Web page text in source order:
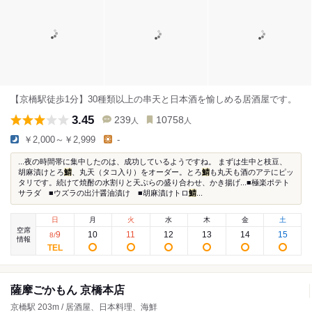
【京橋駅徒歩1分】30種類以上の串天と日本酒を愉しめる居酒屋です。
3.45 239 人 10758 人
￥2,000～￥2,999 -
...夜の時間帯に集中したのは、成功しているようですね。 まずは生中と枝豆、
胡麻漬けとろ鯖 、丸天（タコ入り）をオーダー。とろ鯖も丸天も酒のアテにピッ
タリです。続けて焼酎の水割りと天ぷらの盛り合わせ、かき揚げ...■極楽ポテト
サラダ ■ウズラの出汁醤油漬け ■胡麻漬けトロ鯖
空席
情報
日
8/9
月
10
火
11
水
12
木
13
金
14
土
15
薩摩ごかもん 京橋本店
京橋駅 203m / 居酒屋、日本料理、海鮮